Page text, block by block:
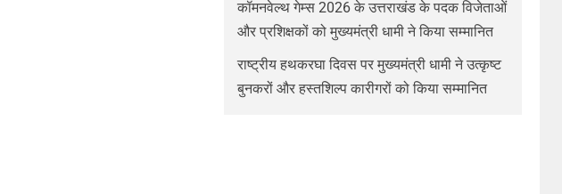
कॉमनवेल्थ गेम्स 2026 के उत्तराखंड के पदक विजेताओं
और प्रशिक्षकों को मुख्यमंत्री धामी ने किया सम्मानित
राष्ट्रीय हथकरघा दिवस पर मुख्यमंत्री धामी ने उत्कृष्ट
बुनकरों और हस्तशिल्प कारीगरों को किया सम्मानित